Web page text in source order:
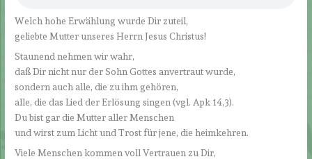
Welch hohe Erwählung wurde Dir zuteil,
geliebte Mutter unseres Herrn Jesus Christus!
Staunend nehmen wir wahr,
daß Dir nicht nur der Sohn Gottes anvertraut wurde,
sondern auch alle, die zu ihm gehören,
alle, die das Lied der Erlösung singen (vgl. Apk 14,3).
Du bist gar die Mutter aller Menschen
und wirst zum Licht und Trost für jene, die heimkehren.
Viele Menschen kommen voll Vertrauen zu Dir,